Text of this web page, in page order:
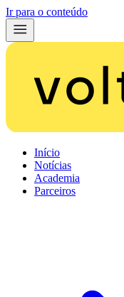
Ir para o conteúdo
Início
Notícias
Academia
Parceiros